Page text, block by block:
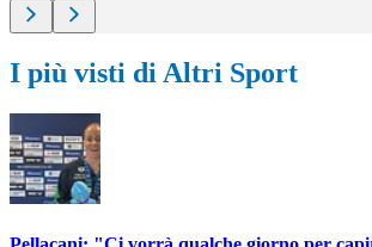
I più visti di Altri Sport